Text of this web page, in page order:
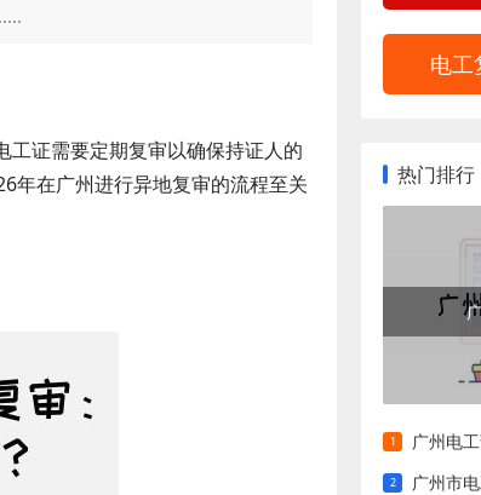
证需要定期复审以确保持证人的
年在广州进行异地复审的流程至关
电工
热门排行
广州电
广州市